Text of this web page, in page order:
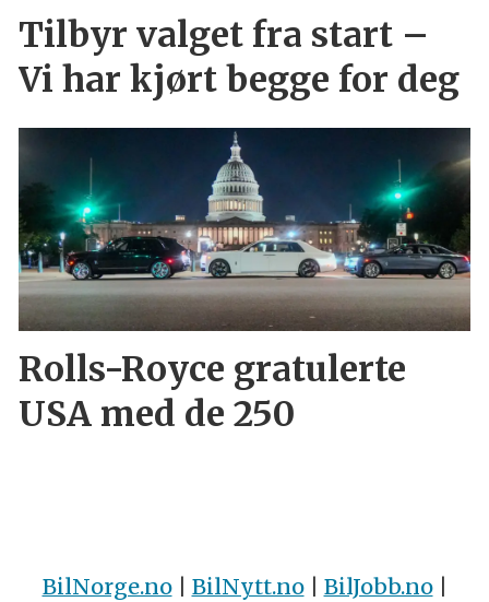
Tilbyr valget fra start –
Vi har kjørt begge for deg
Rolls-Royce gratulerte
USA med de 250
BilNorge.no| BilNytt.no| BilJobb.no|